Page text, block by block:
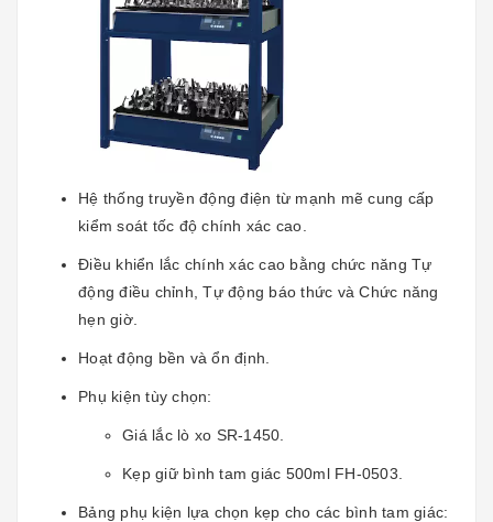
Hệ thống truyền động điện từ mạnh mẽ cung cấp
kiểm soát tốc độ chính xác cao.
Điều khiển lắc chính xác cao bằng chức năng Tự
động điều chỉnh, Tự động báo thức và Chức năng
hẹn giờ.
Hoạt động bền và ổn định.
Phụ kiện tùy chọn:
Giá lắc lò xo SR-1450.
Kẹp giữ bình tam giác 500ml FH-0503.
Bảng phụ kiện lựa chọn kẹp cho các bình tam giác: